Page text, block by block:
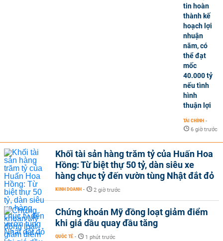
tin hoàn
thành kế
hoạch lợi
nhuận
năm, có
thể đạt
mốc
40.000 tỷ
nếu tình
hình
thuận lợi
TÀI CHÍNH -
6 giờ trước
Khối tài sản hàng trăm tỷ của Huấn Hoa
Hồng: Từ biệt thự 50 tỷ, dàn siêu xe
hàng chục tỷ đến vườn tùng Nhật đắt đỏ
KINH DOANH - 2 giờ trước
Chứng khoán Mỹ đồng loạt giảm điểm
khi giá dầu quay đầu tăng
QUỐC TẾ - 1 phút trước